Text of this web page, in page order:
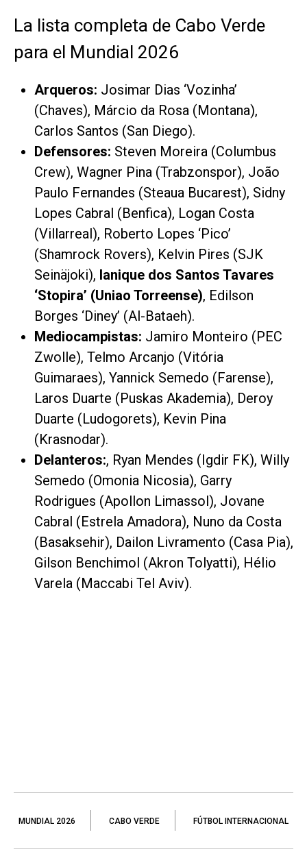
La lista completa de Cabo Verde
para el Mundial 2026
Arqueros: Josimar Dias ‘Vozinha’
(Chaves), Márcio da Rosa (Montana),
Carlos Santos (San Diego).
Defensores: Steven Moreira (Columbus
Crew), Wagner Pina (Trabzonspor), João
Paulo Fernandes (Steaua Bucarest), Sidny
Lopes Cabral (Benfica), Logan Costa
(Villarreal), Roberto Lopes ‘Pico’
(Shamrock Rovers), Kelvin Pires (SJK
Seinäjoki), Ianique dos Santos Tavares
‘Stopira’ (Uniao Torreense), Edilson
Borges ‘Diney’ (Al-Bataeh).
Mediocampistas: Jamiro Monteiro (PEC
Zwolle), Telmo Arcanjo (Vitória
Guimaraes), Yannick Semedo (Farense),
Laros Duarte (Puskas Akademia), Deroy
Duarte (Ludogorets), Kevin Pina
(Krasnodar).
Delanteros:, Ryan Mendes (Igdir FK), Willy
Semedo (Omonia Nicosia), Garry
Rodrigues (Apollon Limassol), Jovane
Cabral (Estrela Amadora), Nuno da Costa
(Basaksehir), Dailon Livramento (Casa Pia),
Gilson Benchimol (Akron Tolyatti), Hélio
Varela (Maccabi Tel Aviv).
MUNDIAL 2026 CABO VERDE FÚTBOL INTERNACIONAL